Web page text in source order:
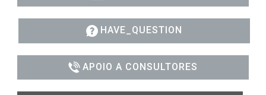
HAVE_QUESTION
APOIO A CONSULTORES